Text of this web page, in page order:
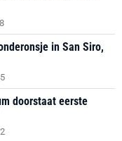
in San Siro,
doorstaat eerste